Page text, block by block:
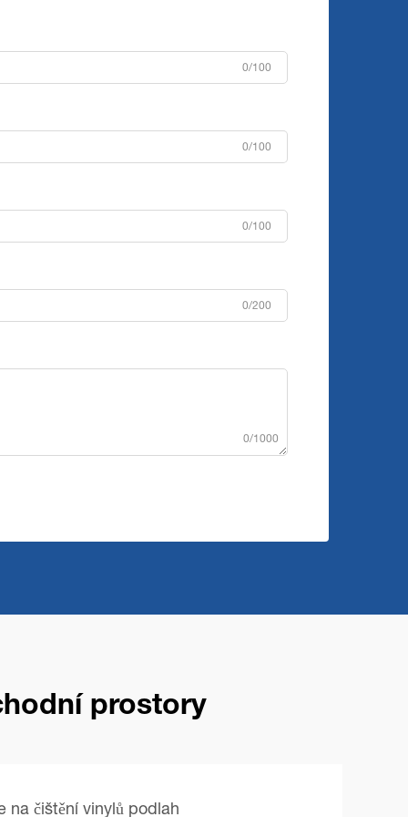
0/100
0/100
0/100
0/200
0/1000
prostory
na čištění vinylů podlah